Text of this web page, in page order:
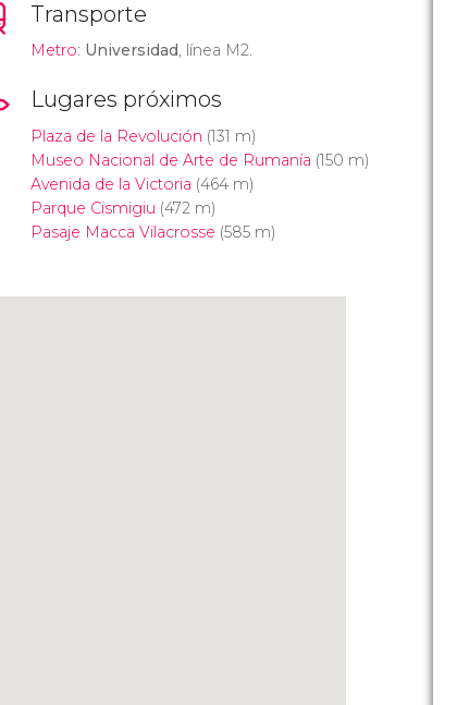
Transporte
Metro: Universidad, línea M2.
Lugares próximos
Plaza de la Revolución (131 m)
Museo Nacional de Arte de Rumanía (150 m)
Avenida de la Victoria (464 m)
Parque Cismigiu (472 m)
Pasaje Macca Vilacrosse (585 m)